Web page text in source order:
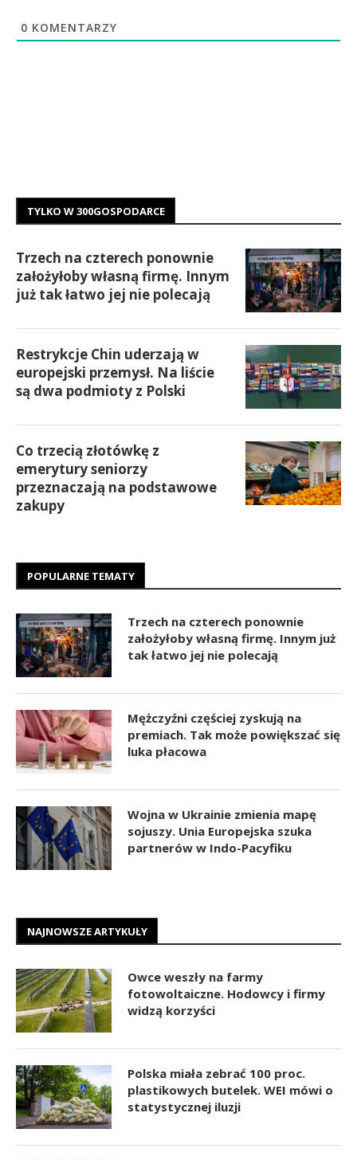
0 KOMENTARZY
TYLKO W 300GOSPODARCE
Trzech na czterech ponownie
założyłoby własną firmę. Innym
już tak łatwo jej nie polecają
Restrykcje Chin uderzają w
europejski przemysł. Na liście
są dwa podmioty z Polski
Co trzecią złotówkę z
emerytury seniorzy
przeznaczają na podstawowe
zakupy
POPULARNE TEMATY
Trzech na czterech ponownie
założyłoby własną firmę. Innym już
tak łatwo jej nie polecają
Mężczyźni częściej zyskują na
premiach. Tak może powiększać się
luka płacowa
Wojna w Ukrainie zmienia mapę
sojuszy. Unia Europejska szuka
partnerów w Indo-Pacyfiku
NAJNOWSZE ARTYKUŁY
Owce weszły na farmy
fotowoltaiczne. Hodowcy i firmy
widzą korzyści
Polska miała zebrać 100 proc.
plastikowych butelek. WEI mówi o
statystycznej iluzji